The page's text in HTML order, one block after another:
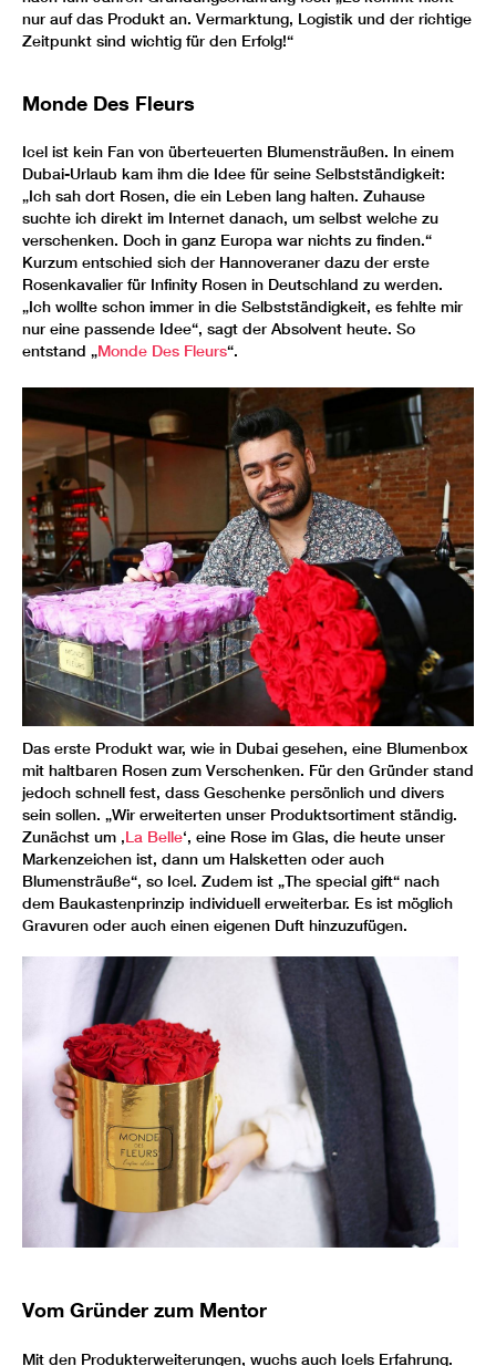
nur auf das Produkt an. Vermarktung, Logistik und der richtige
Zeitpunkt sind wichtig für den Erfolg!“
Monde Des Fleurs
Icel ist kein Fan von überteuerten Blumensträußen. In einem
Dubai-Urlaub kam ihm die Idee für seine Selbstständigkeit:
„Ich sah dort Rosen, die ein Leben lang halten. Zuhause
suchte ich direkt im Internet danach, um selbst welche zu
verschenken. Doch in ganz Europa war nichts zu finden.“
Kurzum entschied sich der Hannoveraner dazu der erste
Rosenkavalier für Infinity Rosen in Deutschland zu werden.
„Ich wollte schon immer in die Selbstständigkeit, es fehlte mir
nur eine passende Idee“, sagt der Absolvent heute. So
entstand „Monde Des Fleurs“.
Das erste Produkt war, wie in Dubai gesehen, eine Blumenbox
mit haltbaren Rosen zum Verschenken. Für den Gründer stand
jedoch schnell fest, dass Geschenke persönlich und divers
sein sollen. „Wir erweiterten unser Produktsortiment ständig.
Zunächst um ‚La Belle‘, eine Rose im Glas, die heute unser
Markenzeichen ist, dann um Halsketten oder auch
Blumensträuße“, so Icel. Zudem ist „The special gift“ nach
dem Baukastenprinzip individuell erweiterbar. Es ist möglich
Gravuren oder auch einen eigenen Duft hinzuzufügen.
Vom Gründer zum Mentor
Mit den Produkterweiterungen, wuchs auch Icels Erfahrung.